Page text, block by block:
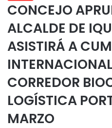
CONCEJO
ALCALDE DE
ASISTIRÁ A
CORREDOR
LOGÍSTICA
MARZO